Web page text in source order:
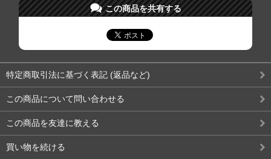
この商品を共有する
特定商取引法に基づく表記 (返品など)
この商品について問い合わせる
この商品を友達に教える
買い物を続ける